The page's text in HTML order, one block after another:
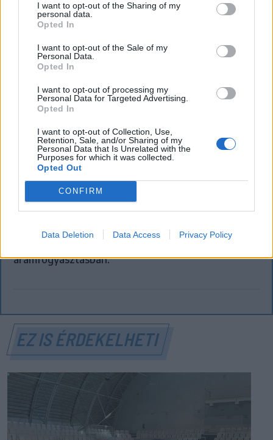
I want to opt-out of the Sharing of my
personal data.
Opted In
I want to opt-out of the Sale of my
Personal Data.
Opted In
I want to opt-out of processing my
Personal Data for Targeted Advertising.
Opted In
I want to opt-out of Collection, Use,
Retention, Sale, and/or Sharing of my
Personal Data that Is Unrelated with the
Purposes for which it was collected.
Opted Out
CONFIRM
Data Deletion Data Access Privacy Policy
FŐTÉR
A Román Rendőrség azt üzeni,
semmiképpen ne higgyenek a Román
Rendőrségnek – hírmix
További híreink: sziklát akart a Dunába robbantani a
hadsereg, egyelőre sikertelenül, az illetékes szerint
pedig semmiféle korlátozás nem lesz a lakossági
áramfogyasztásban.
EZ IS ÉRDEKELHETI